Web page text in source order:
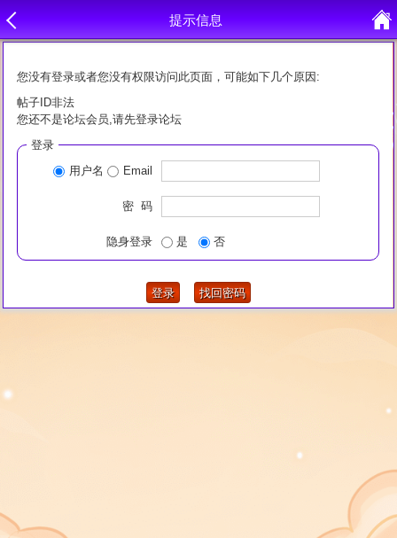
提示信息
您没有登录或者您没有权限访问此页面，可能如下几个原因:
帖子ID非法
您还不是论坛会员,请先登录论坛
登录
用户名
Email
密 码
隐身登录 是 否